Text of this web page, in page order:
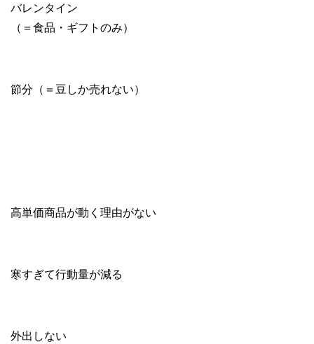
バレンタイン
（＝食品・ギフトのみ）
節分（＝豆しか売れない）
高単価商品が動く理由がない
寒すぎて行動量が減る
外出しない